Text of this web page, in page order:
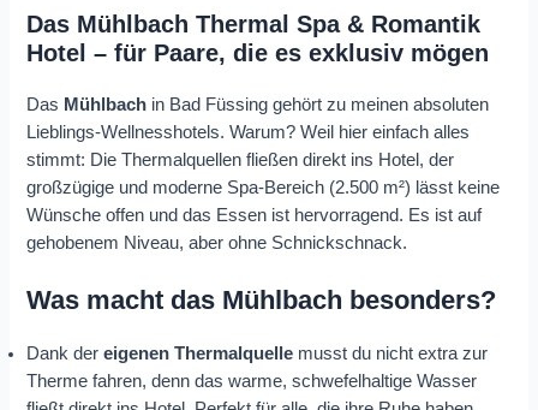
Das Mühlbach Thermal Spa & Romantik
Hotel – für Paare, die es exklusiv mögen
Das Mühlbach in Bad Füssing gehört zu meinen absoluten
Lieblings-Wellnesshotels. Warum? Weil hier einfach alles
stimmt: Die Thermalquellen fließen direkt ins Hotel, der
großzügige und moderne Spa-Bereich (2.500 m²) lässt keine
Wünsche offen und das Essen ist hervorragend. Es ist auf
gehobenem Niveau, aber ohne Schnickschnack.
Was macht das Mühlbach besonders?
Dank dereigenen Thermalquelle musst du nicht extra zur
Therme fahren, denn das warme, schwefelhaltige Wasser